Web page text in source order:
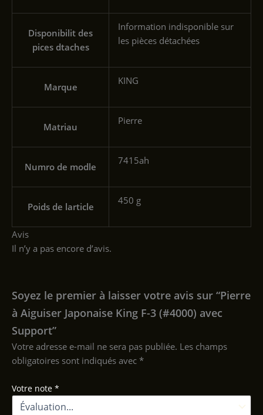
Disponibilit des
pices dtaches
‎Information indisponible sur
les pièces détachées
Marque
‎KING
Matriau
‎Pierre
Numro de modle
‎7415ah
Poids de larticle
‎450 g
Avis
Il n’y a pas encore d’avis.
Soyez le premier à laisser votre avis sur “Pierre
à Aiguiser Japonaise King F-3 (#4000) avec
Support”
Votre adresse e-mail ne sera pas publiée. Les champs
obligatoires sont indiqués avec *
Votre note *